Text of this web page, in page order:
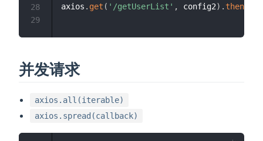
axios . get ( '/getUserList' , config2) . then
28
29
并发请求
axios.all(iterable)
axios.spread(callback)